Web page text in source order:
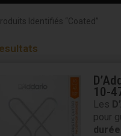
Identifiés “coated”
10-
Les
pour